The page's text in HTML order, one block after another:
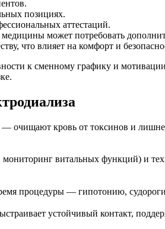
позициях.
аттестаций.
может потребовать
что влияет на комфорт и
к сменному графику и
очищают кровь от токсинов и
витальных функций) и
процедуры — гипотонию,
устойчивый контакт,